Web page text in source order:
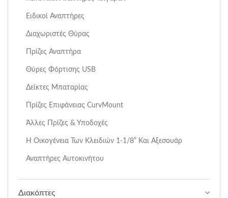
Ειδικοί Αναπτήρες
Διαχωριστές Θύρας
Πρίζες Αναπτήρα
Θύρες Φόρτισης USB
Δείκτες Μπαταρίας
Πρίζες Επιφάνειας CurvMount
Άλλες Πρίζες & Υποδοχές
Η Οικογένεια Των Κλειδιών 1-1/8” Και Αξεσουάρ
Αναπτήρες Αυτοκινήτου
Διακόπτες